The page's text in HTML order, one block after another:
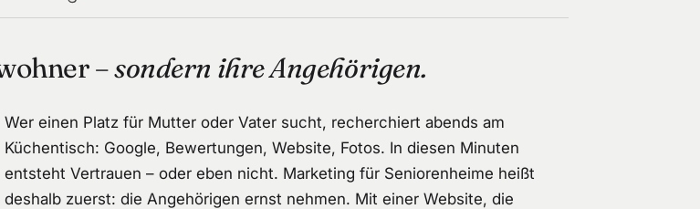
–sondern ihre Angehörigen.
Wer einen Platz für Mutter oder Vater sucht, recherchiert abends am
Küchentisch: Google, Bewertungen, Website, Fotos. In diesen Minuten
entsteht Vertrauen – oder eben nicht. Marketing für Seniorenheime heißt
deshalb zuerst: die Angehörigen ernst nehmen. Mit einer Website, die